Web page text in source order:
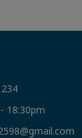
18:30pm